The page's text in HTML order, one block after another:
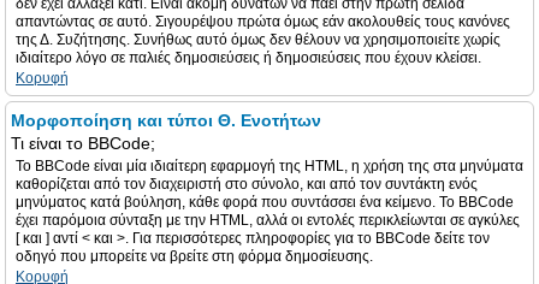
δεν έχει αλλάξει κάτι. Είναι ακόμη δυνατών να πάει στην πρώτη σελίδα
απαντώντας σε αυτό. Σιγουρέψου πρώτα όμως εάν ακολουθείς τους κανόνες
της Δ. Συζήτησης. Συνήθως αυτό όμως δεν θέλουν να χρησιμοποιείτε χωρίς
ιδιαίτερο λόγο σε παλιές δημοσιεύσεις ή δημοσιεύσεις που έχουν κλείσει.
Κορυφή
Μορφοποίηση και τύποι Θ. Ενοτήτων
Τι είναι το BBCode;
Το BBCode είναι μία ιδιαίτερη εφαρμογή της HTML, η χρήση της στα μηνύματα
καθορίζεται από τον διαχειριστή στο σύνολο, και από τον συντάκτη ενός
μηνύματος κατά βούληση, κάθε φορά που συντάσσει ένα κείμενο. Το BBCode
έχει παρόμοια σύνταξη με την HTML, αλλά οι εντολές περικλείωνται σε αγκύλες
[ και ] αντί < και >. Για περισσότερες πληροφορίες για το BBCode δείτε τον
οδηγό που μπορείτε να βρείτε στη φόρμα δημοσίευσης.
Κορυφή